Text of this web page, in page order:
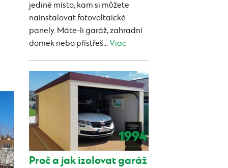
jediné místo, kam si můžete
nainstalovat fotovoltaické
panely. Máte-li garáž, zahradní
domek nebo přístřeš...Viac
Proč a jak izolovat garáž